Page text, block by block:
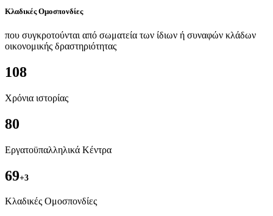
Κλαδικές Ομοσπονδίες
που συγκροτούνται από σωματεία των ίδιων ή συναφών κλάδων
οικονομικής δραστηριότητας
108
Χρόνια ιστορίας
80
Εργατοϋπαλληλικά Κέντρα
69+3
Kλαδικές Ομοσπονδίες